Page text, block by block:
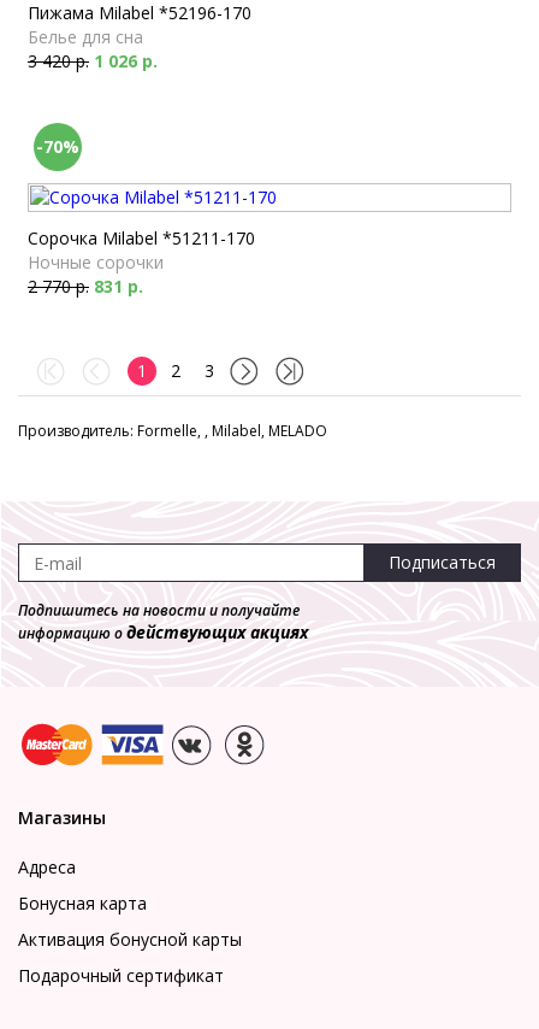
Пижама Milabel *52196-170
Белье для сна
3 420 р. 1 026 р.
-70%
Сорочка Milabel *51211-170
Ночные сорочки
2 770 р. 831 р.
1 2 3
Производитель: Formelle, , Milabel, MELADO
Подписаться
Подпишитесь на новости и получайте
информацию одействующих акциях
Магазины
Адреса
Бонусная карта
Активация бонусной карты
Подарочный сертификат